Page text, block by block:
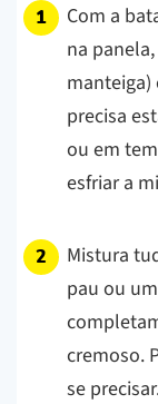
Com a
na
manteiga)
precisa
ou em
esfriar a
Mistura
pau ou
cremoso.
se